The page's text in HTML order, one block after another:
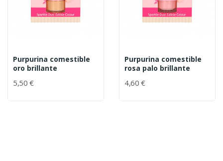
Purpurina comestible
oro brillante
5,50 €
Purpurina comestible
rosa palo brillante
4,60 €